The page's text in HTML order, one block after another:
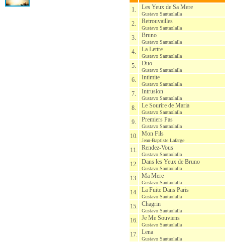
1.
Les Yeux de Sa Mere
Gustavo Santaolalla
2. Retrouvailles
Gustavo Santaolalla
3. Bruno
Gustavo Santaolalla
4. La Lettre
Gustavo Santaolalla
5. Duo
Gustavo Santaolalla
6. Intimite
Gustavo Santaolalla
7. Intrusion
Gustavo Santaolalla
8. Le Sourire de Maria
Gustavo Santaolalla
9. Premiers Pas
Gustavo Santaolalla
10. Mon Fils
Jean-Baptiste Lafarge
11. Rendez-Vous
Gustavo Santaolalla
12. Dans les Yeux de Bruno
Gustavo Santaolalla
13. Ma Mere
Gustavo Santaolalla
14. La Fuite Dans Paris
Gustavo Santaolalla
15. Chagrin
Gustavo Santaolalla
16. Je Me Souviens
Gustavo Santaolalla
17. Lena
Gustavo Santaolalla